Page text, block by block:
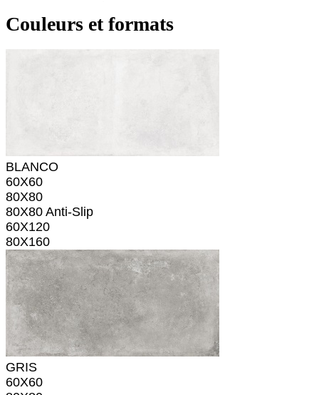
Couleurs et formats
BLANCO
60X60
80X80
80X80 Anti-Slip
60X120
80X160
GRIS
60X60